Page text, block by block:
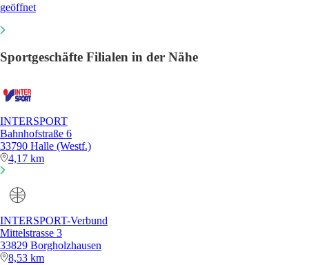
geöffnet
Sportgeschäfte Filialen in der Nähe
INTERSPORT
Bahnhofstraße 6
33790 Halle (Westf.)
4,17 km
INTERSPORT-Verbund
Mittelstrasse 3
33829 Borgholzhausen
8,53 km